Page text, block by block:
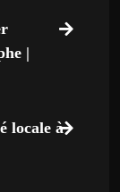
|
locale à